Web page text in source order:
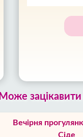
Може зацікавити
Вечірня
Сіде